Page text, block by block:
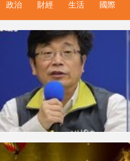
政治 財經 生活 國際